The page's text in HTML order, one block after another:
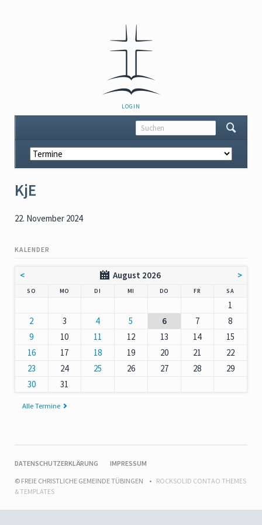
NAVIGATION
ÜBERSPRINGEN
LOGIN
Navigation
überspringen
KjE
22. November 2024
KALENDER
< August 2026 >
SO MO DI MI DO NNERSTAG
FR SAMSTAG
1
2
3 4 5 6 7
8
9
10 11 12 13 14
15
16
17 18 19 20 21
22
23
24 25 26 27 28
29
30
31
Alle Termine
NAVIGATION
DATENSCHUTZERKLÄRUNG
IMPRESSUM
© FREIE CHRISTLICHE GEMEINDE TÜBINGEN
ROCKSOLID CONTAO THEMES
& TEMPLATES